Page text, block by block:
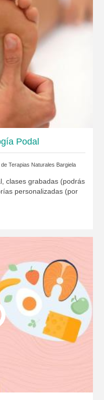
Podal
Terapias Naturales Bargiela
clases grabadas (podrás
personalizadas (por